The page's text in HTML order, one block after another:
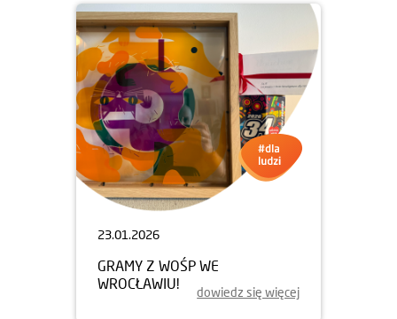
23.01.2026
GRAMY Z WOŚP WE
WROCŁAWIU!
dowiedz się więcej